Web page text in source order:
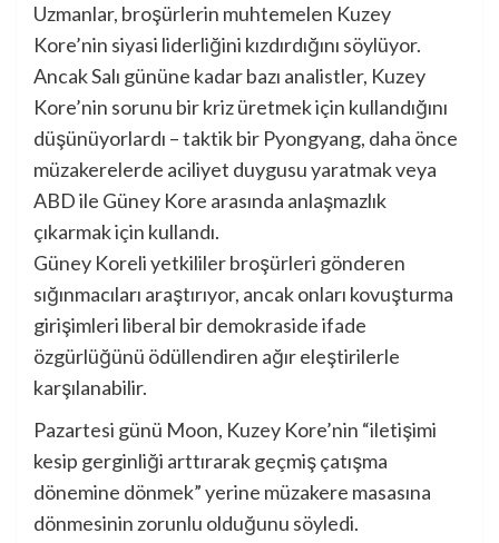
Uzmanlar, broşürlerin muhtemelen Kuzey
Kore’nin siyasi liderliğini kızdırdığını söylüyor.
Ancak Salı gününe kadar bazı analistler, Kuzey
Kore’nin sorunu bir kriz üretmek için kullandığını
düşünüyorlardı – taktik bir Pyongyang, daha önce
müzakerelerde aciliyet duygusu yaratmak veya
ABD ile Güney Kore arasında anlaşmazlık
çıkarmak için kullandı.
Güney Koreli yetkililer broşürleri gönderen
sığınmacıları araştırıyor, ancak onları kovuşturma
girişimleri liberal bir demokraside ifade
özgürlüğünü ödüllendiren ağır eleştirilerle
karşılanabilir.
Pazartesi günü Moon, Kuzey Kore’nin “iletişimi
kesip gerginliği arttırarak geçmiş çatışma
dönemine dönmek” yerine müzakere masasına
dönmesinin zorunlu olduğunu söyledi.